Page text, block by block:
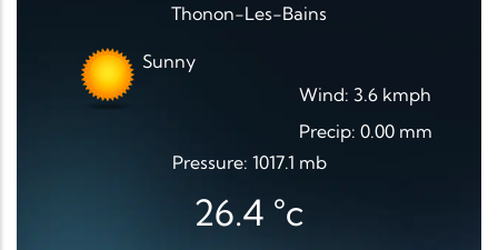
Thonon-Les-Bains
Sunny
Wind: 3.6 kmph
Precip: 0.00 mm
Pressure: 1017.1 mb
26.4 °c